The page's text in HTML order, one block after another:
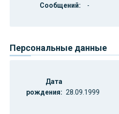
Сообщений:
-
Персональные данные
Дата
рождения: 28.09.1999